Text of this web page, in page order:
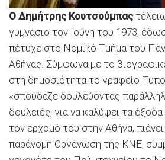
Ο Δημήτρης Κουτσούμπας
γυμνάσιο τον Ιούνη του 1973,
πέτυχε στο Νομικό Τμήμα του
Αθήνας. Σύμφωνα με το
στη δημοσιότητα το γραφείο
«σπούδαζε δουλεύοντας
δουλειές, για να καλύψει τα
τον ερχομό του στην Αθήνα,
παράνομη Οργάνωση της ΚΝΕ,